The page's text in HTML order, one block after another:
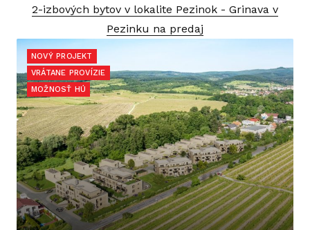
2-izbových bytov v lokalite Pezinok - Grinava v
Pezinku na predaj
NOVÝ PROJEKT
VRÁTANE PROVÍZIE
MOŽNOSŤ HÚ